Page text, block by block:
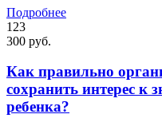
Подробнее
123
300 руб.
Как правильно
сохранить интерес к
ребенка?